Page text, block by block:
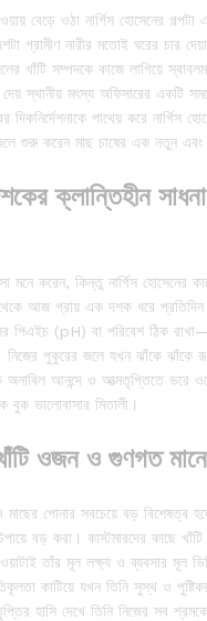
বেড়ে ওঠা নার্গিস হোসেনের
গ্রামীণ নারীর মতোই ঘরের চার
খাঁটি সম্পদকে কাজে লাগিয়ে
দেয় স্থানীয় মৎস্য অফিসারের একটি
পাথেয় করে নার্গিস
শুরু করেন মাছ চাষের এক নতুন এবং
ক্লান্তিহীন
মনে করেন, কিন্তু নার্গিস হোসেনের
আজ প্রায় এক দশক ধরে প্রতিদিন
পিএইচ (pH) বা পরিবেশ ঠিক
নিজের পুকুরের জলে যখন ঝাঁকে ঝাঁকে
অনাবিল আনন্দে ও আত্মতৃপ্তিতে ভরে
বুক ভালোবাসার মিতালী।
ওজন ও গুণগত
ও মাছের পোনার সবচেয়ে বড় বিশেষত্ব
বড় করা। কাস্টমারদের কাছে
তাঁর মূল লক্ষ্য ও ব্যবসার মূল
কাটিয়ে যখন তিনি সুস্থ ও
হাসি দেখে তিনি নিজের সব